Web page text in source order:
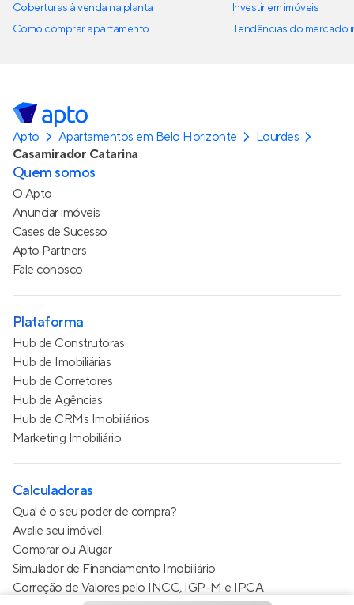
Coberturas à venda na planta
Como comprar apartamento
Investir em imóveis
Tendências do mercado
Apto Apartamentos em Belo Horizonte
Lourdes
Casamirador Catarina
Quem somos
O Apto
Anunciar imóveis
Cases de Sucesso
Apto Partners
Fale conosco
Plataforma
Hub de Construtoras
Hub de Imobiliárias
Hub de Corretores
Hub de Agências
Hub de CRMs Imobiliários
Marketing Imobiliário
Calculadoras
Qual é o seu poder de compra?
Avalie seu imóvel
Comprar ou Alugar
Simulador de Financiamento Imobiliário
Correção de Valores pelo INCC, IGP-M e IPCA